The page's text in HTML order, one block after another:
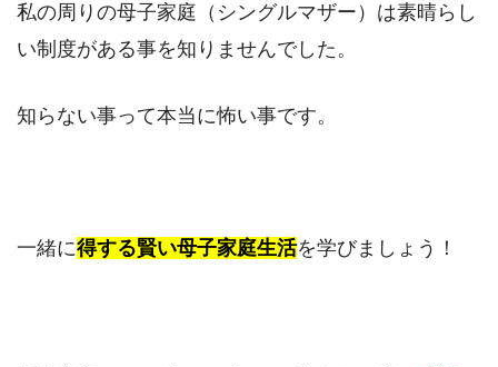
私の周りの母子家庭（シングルマザー）は素晴らし
い制度がある事を知りませんでした。
知らない事って本当に怖い事です。
一緒に得する賢い母子家庭生活を学びましょう！